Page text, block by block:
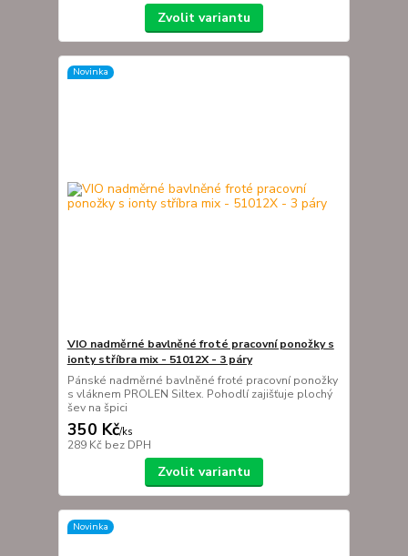
Zvolit variantu
Novinka
VIO nadměrné bavlněné froté pracovní ponožky s
ionty stříbra mix - 51012X - 3 páry
Pánské nadměrné bavlněné froté pracovní ponožky
s vláknem PROLEN Siltex. Pohodlí zajišťuje plochý
šev na špici
350 Kč/ks
289 Kč bez DPH
Zvolit variantu
Novinka